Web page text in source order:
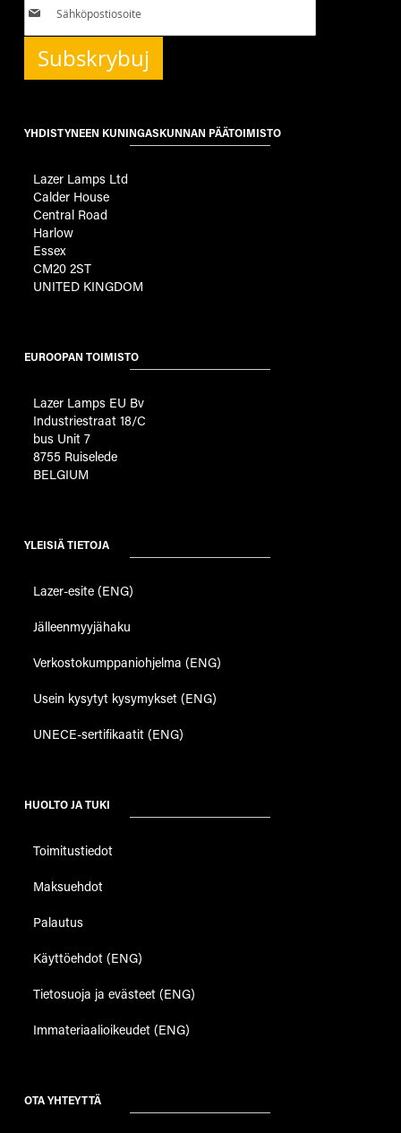
Subskrybuj
YHDISTYNEEN KUNINGASKUNNAN PÄÄTOIMISTO
Lazer Lamps Ltd
Calder House
Central Road
Harlow
Essex
CM20 2ST
UNITED KINGDOM
EUROOPAN TOIMISTO
Lazer Lamps EU Bv
Industriestraat 18/C
bus Unit 7
8755 Ruiselede
BELGIUM
YLEISIÄ TIETOJA
Lazer-esite (ENG)
Jälleenmyyjähaku
Verkostokumppaniohjelma (ENG)
Usein kysytyt kysymykset (ENG)
UNECE-sertifikaatit (ENG)
HUOLTO JA TUKI
Toimitustiedot
Maksuehdot
Palautus
Käyttöehdot (ENG)
Tietosuoja ja evästeet (ENG)
Immateriaalioikeudet (ENG)
OTA YHTEYTTÄ